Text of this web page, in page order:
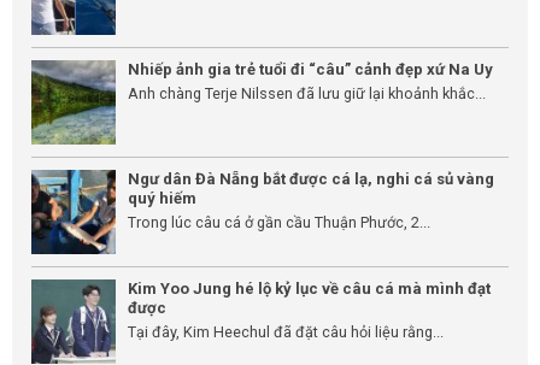
Nhiếp ảnh gia trẻ tuổi đi “câu” cảnh đẹp xứ Na Uy
Anh chàng Terje Nilssen đã lưu giữ lại khoảnh khắc...
Ngư dân Đà Nẵng bắt được cá lạ, nghi cá sủ vàng
quý hiếm
Trong lúc câu cá ở gần cầu Thuận Phước, 2...
Kim Yoo Jung hé lộ kỷ lục về câu cá mà mình đạt
được
Tại đây, Kim Heechul đã đặt câu hỏi liệu rằng...